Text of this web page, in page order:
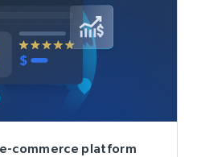
commerce platform